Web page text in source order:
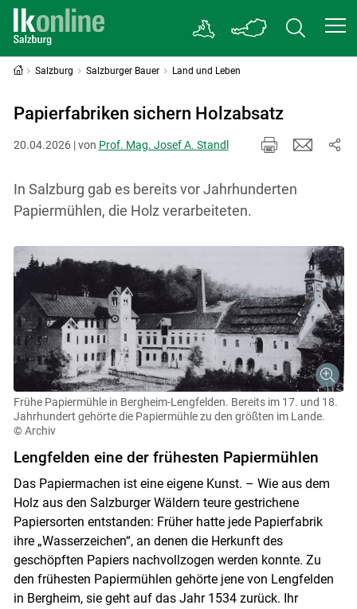
Salzburg Salzburger Bauer Land und Leben
Papierfabriken sichern Holzabsatz
20.04.2026 | von Prof. Mag. Josef A. Standl
In Salzburg gab es bereits vor Jahrhunderten
Papiermühlen, die Holz verarbeiteten.
Frühe Papiermühle in Bergheim-Lengfelden. Bereits im 17. und 18.
Jahrhundert gehörte die Papiermühle zu den größten im Lande.
© Archiv
Lengfelden eine der frühesten Papiermühlen
Das Papiermachen ist eine eigene Kunst. – Wie aus dem
Holz aus den Salzburger Wäldern teure gestrichene
Papiersorten entstanden: Früher hatte jede Papierfabrik
ihre „Wasserzeichen“, an denen die Herkunft des
geschöpften Papiers nachvollzogen werden konnte. Zu
den frühesten Papiermühlen gehörte jene von Lengfelden
in Bergheim, sie geht auf das Jahr 1534 zurück. Ihr